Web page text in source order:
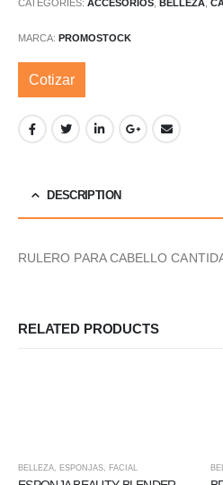
CATEGORIES: ACCESORIOS, BELLEZA,
MARCA: PROMOSTOCK
Cotizar
DESCRIPTION
RULERO PARA CABELLO
RELATED PRODUCTS
BELLEZA ESPONJAS FACIAL